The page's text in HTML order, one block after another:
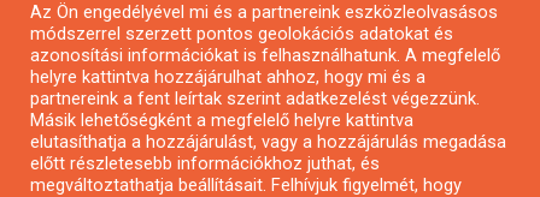
Pályázatok magánszemélyeknek
Pályázatok civil szervezeteknek
Pályázatok vállalkozásoknak
Önkormányzati pályázatok
Az Ön engedélyével mi és a partnereink eszközleolvasásos
módszerrel szerzett pontos geolokációs adatokat és
azonosítási információkat is felhasználhatunk. A megfelelő
helyre kattintva hozzájárulhat ahhoz, hogy mi és a
partnereink a fent leírtak szerint adatkezelést végezzünk.
Másik lehetőségként a megfelelő helyre kattintva
elutasíthatja a hozzájárulást, vagy a hozzájárulás megadása
előtt részletesebb információkhoz juthat, és
megváltoztathatja beállításait. Felhívjuk figyelmét, hogy